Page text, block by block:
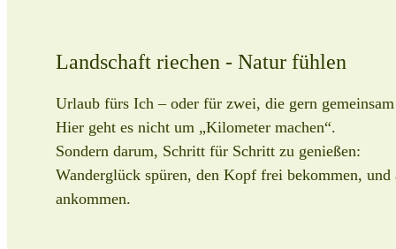
Landschaft riechen - Natur fühlen
Urlaub fürs Ich – oder für zwei, die gern
Hier geht es nicht um „Kilometer machen“.
Sondern darum, Schritt für Schritt zu genießen:
Wanderglück spüren, den Kopf frei bekommen, und
ankommen.